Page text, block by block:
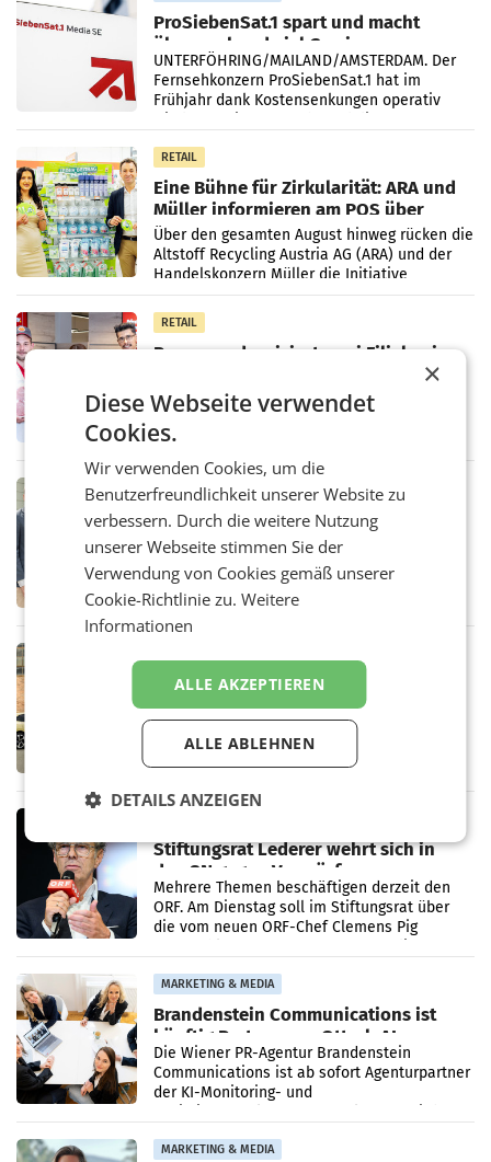
ProSiebenSat.1 spart und macht
überraschend viel Gewinn
UNTERFÖHRING/MAILAND/AMSTERDAM. Der
Fernsehkonzern ProSiebenSat.1 hat im
Frühjahr dank Kostensenkungen operativ
RETAIL
Eine Bühne für Zirkularität: ARA und
Müller informieren am POS über
Kreislauffähigkeit
Über den gesamten August hinweg rücken die
Altstoff Recycling Austria AG (ARA) und der
Handelskonzern Müller die Initiative
„Kreislauf-Helden“ in allen österreichischen
Müller-Filialen
RETAIL
Penny modernisiert zwei Filialen in
WIENER NEUDORF. – Im Rahmen einer
laufenden Modernisierungsoffensive
erneuert Penny zwei Filialen in Nieder- und
in Haag sowie im rund
Alles bereit für den Wechsel: Jürgen
Albrecht setzt ab 1.1.2027 auf Adeg
WIENER NEUDORF. – Die geplante
Zusammenarbeit zwischen Adeg und dem
Vorarlberger Kaufmann Jürgen Albrecht ist
Bundeswettbewerbsbehörde und der
Rekordergebnis im Juli: Leapmotor
verdoppelt Auslieferungen und
überschreitet die 100.000er-Marke
– Im Juli 2026 erreichte Leapmotor einen
wichtigen Meilenstein und lieferte weltweit
101.267 Fahrzeuge aus, womit sich das
Ergebnis gegenüber Juli 2025 mehr als
verdoppelte (+102
Stiftungsrat Lederer wehrt sich in
den SN gegen Vorwürfe
Mehrere Themen beschäftigen derzeit den
ORF. Am Dienstag soll im Stiftungsrat über
die vom neuen ORF-Chef Clemens Pig
MARKETING & MEDIA
Brandenstein Communications ist
künftig Partner von OtterlyAI
Die Wiener PR-Agentur Brandenstein
Communications ist ab sofort Agenturpartner
der KI-Monitoring- und
MARKETING & MEDIA
×
Diese Webseite verwendet
Cookies.
Wir verwenden Cookies, um die
Benutzerfreundlichkeit unserer Website zu
verbessern. Durch die weitere Nutzung
unserer Webseite stimmen Sie der
Verwendung von Cookies gemäß unserer
Cookie-Richtlinie zu.Weitere
Informationen
ALLE AKZEPTIEREN
ALLE ABLEHNEN
DETAILS ANZEIGEN